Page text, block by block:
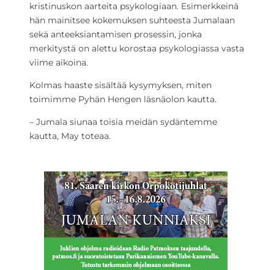
kristinuskon aarteita psykologiaan. Esimerkkeinä
hän mainitsee kokemuksen suhteesta Jumalaan
sekä anteeksiantamisen prosessin, jonka
merkitystä on alettu korostaa psykologiassa vasta
viime aikoina.
Kolmas haaste sisältää kysymyksen, miten
toimimme Pyhän Hengen läsnäolon kautta.
– Jumala siunaa toisia meidän sydäntemme
kautta, May toteaa.